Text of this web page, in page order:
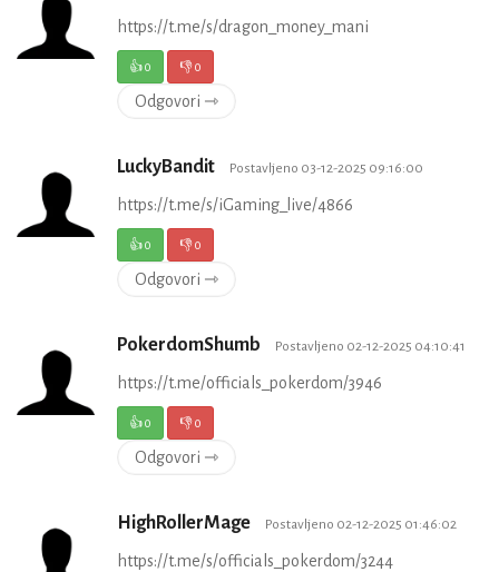
https://t.me/s/dragon_money_mani
👍0 👎0
Odgovori ⇾
LuckyBandit Postavljeno 03-12-2025 09:16:00
https://t.me/s/iGaming_live/4866
👍0 👎0
Odgovori ⇾
PokerdomShumb Postavljeno 02-12-2025 04:10:41
https://t.me/officials_pokerdom/3946
👍0 👎0
Odgovori ⇾
HighRollerMage Postavljeno 02-12-2025 01:46:02
https://t.me/s/officials_pokerdom/3244